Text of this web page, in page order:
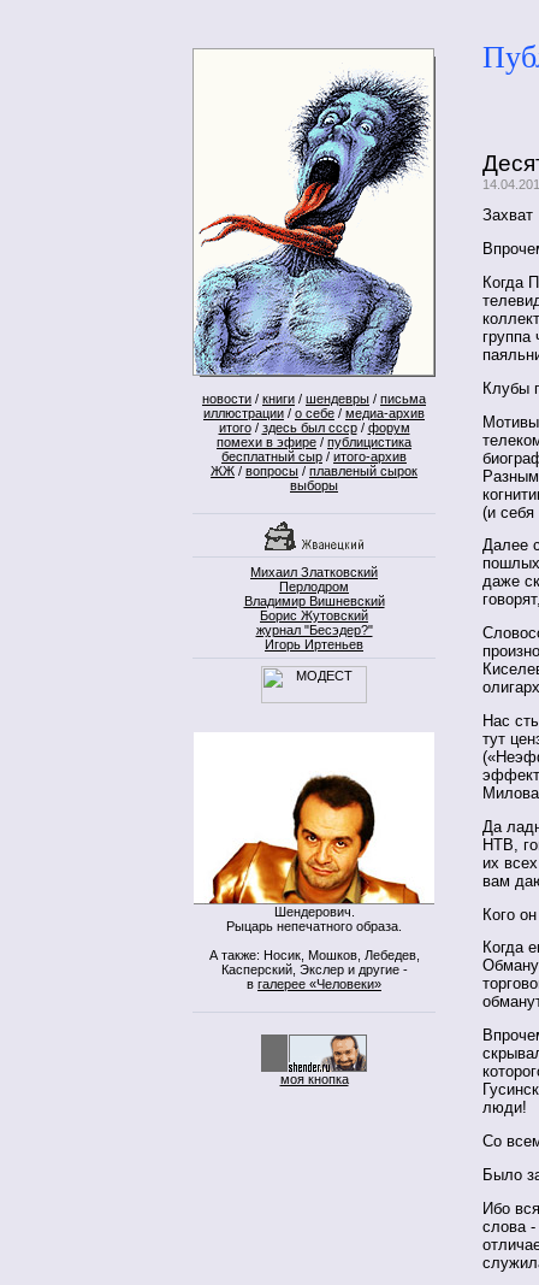
новости / книги / шендевры / письма
иллюстрации / о себе / медиа-архив
итого/ здесь был ссср/ форум
помехи в эфире / публицистика
бесплатный сыр / итого-архив
ЖЖ / вопросы / плавленый сырок
выборы
Михаил Златковский
Перлодром
Владимир Вишневский
Борис Жутовский
журнал "Бесэдер?"
Игорь Иртеньев
Шендерович.
Рыцарь непечатного образа.
А также: Носик, Мошков, Лебедев,
Касперский, Экслер и другие -
в галерее «Человеки»
моя кнопка
Захват
Когда
группа
Клубы
(и
Далее
даже
Нас
тут
Да
НТВ,
их
вам
Кого
Когда
люди!
Со
Было
Ибо
слова -